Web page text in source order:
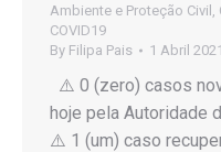
Ambiente e Proteção Civil
COVID19
By Filipa Pais 1 Abril 2021
⚠️ 0 (zero) casos
hoje pela Autoridade
⚠️ 1 (um) caso